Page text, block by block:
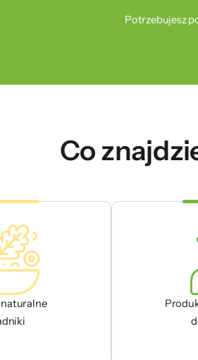
Potrzebujesz
Co
naturalne